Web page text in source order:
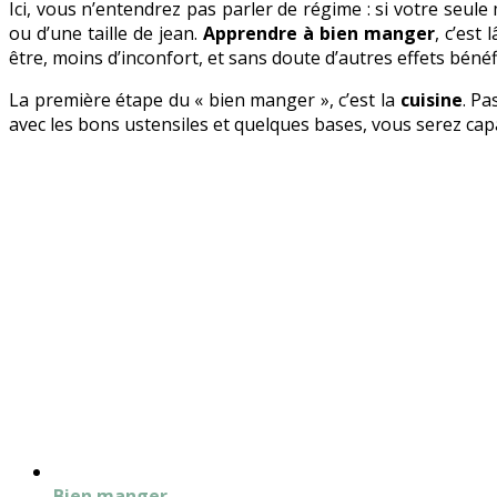
Ici, vous n’entendrez pas parler de régime : si votre
ou d’une taille de jean. Apprendre à bien manger, c’est
être, moins d’inconfort, et sans doute d’autres effets
La première étape du « bien manger », c’est la cuisine.
avec les bons ustensiles et quelques bases, vous serez